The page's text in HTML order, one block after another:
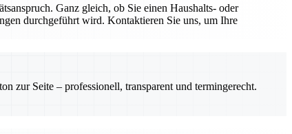
Ganz gleich, ob Sie einen Haushalts- oder
durchgeführt wird. Kontaktieren Sie uns, um Ihre
zur Seite – professionell, transparent und termingerecht.